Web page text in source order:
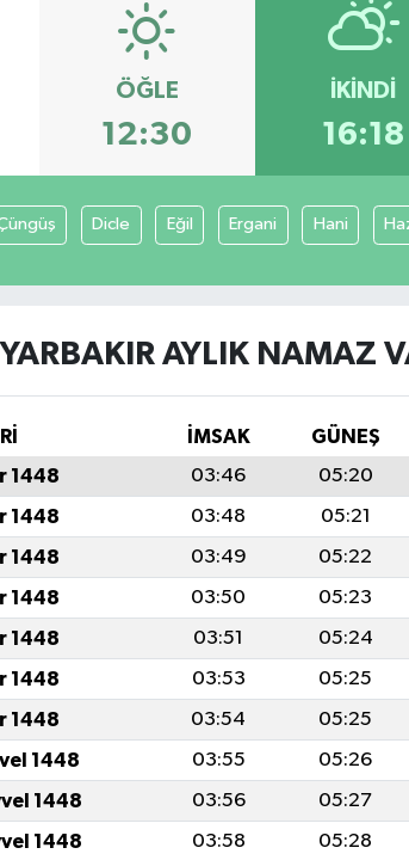
ÖĞLE
12:30
İKINDI
16:18
Dicle Eğil Ergani Hani
AYLIK NAMAZ
İMSAK GÜNEŞ
1448 03:46 05:20
1448 03:48 05:21
1448 03:49 05:22
1448 03:50 05:23
1448 03:51 05:24
1448 03:53 05:25
1448 03:54 05:25
1448 03:55 05:26
1448 03:56 05:27
1448 03:58 05:28